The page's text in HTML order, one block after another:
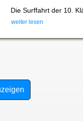
Die Surffahrt der 10.
weiter lesen